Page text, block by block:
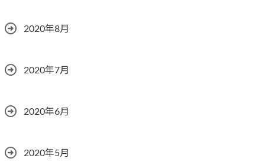
2020年8月
2020年7月
2020年6月
2020年5月